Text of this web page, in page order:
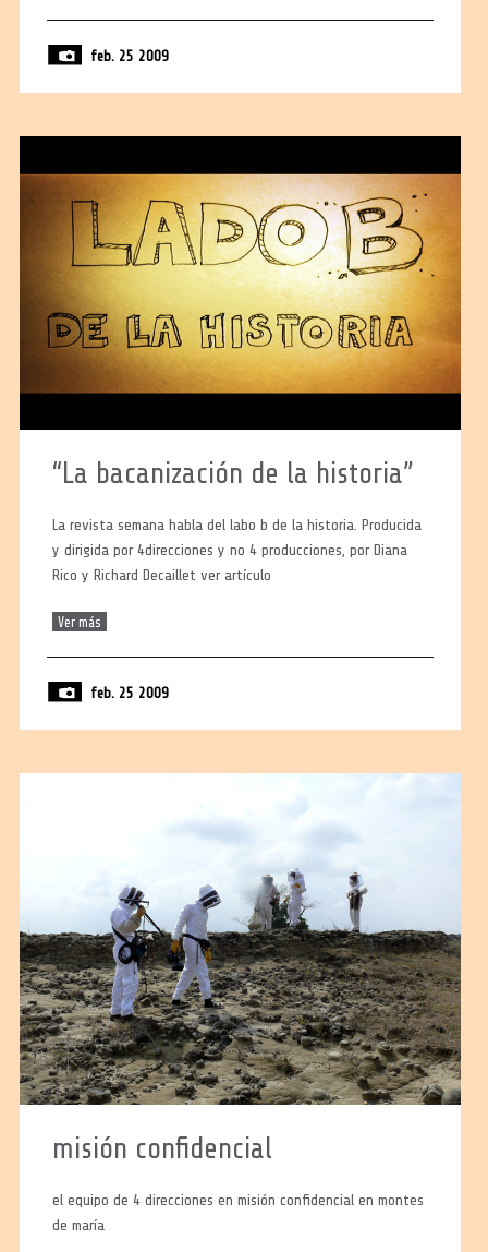
feb. 25 2009
“La bacanización de la historia”
La revista semana habla del labo b de la historia. Producida
y dirigida por 4direcciones y no 4 producciones, por Diana
Rico y Richard Decaillet ver artículo
Ver más
feb. 25 2009
misión confidencial
el equipo de 4 direcciones en misión confidencial en montes
de maría